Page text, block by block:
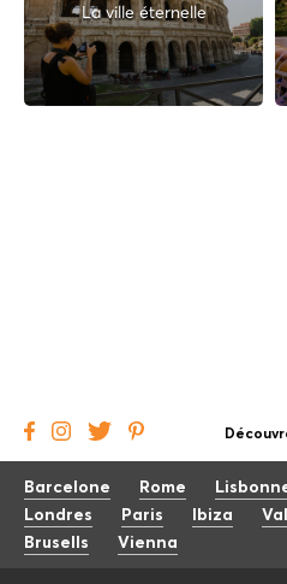
La ville éternelle
Barcelone Rome
Londres
Paris Ibiza
Brusells
Vienna